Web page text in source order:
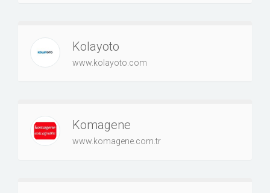
Kolayoto
www.kolayoto.com
Komagene
www.komagene.com.tr